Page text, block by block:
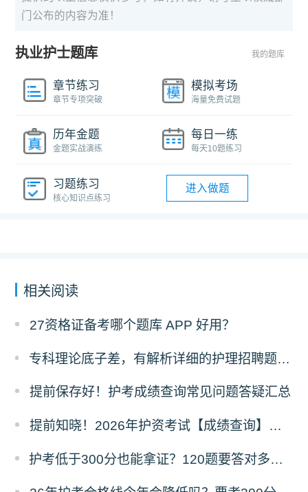
门公布的内容为准！
执业护士题库 我的题库
章节练习
章节专项突破
模拟考场
海量免费试题
历年金题
金题实战演练
每日一练
每天10题练习
习题练习
核心知识点练习
进入做题
相关阅读
27资格证备考哪个题库 APP 好用？
专科理论底子差，有解析详细的护理招聘题库推荐吗？
提前保存好！护考成绩查询常见问题答疑汇总
提前知晓！2026年护资考试【成绩查询】须知！
护考低于300分也能拿证？120题要答对多少才能过？